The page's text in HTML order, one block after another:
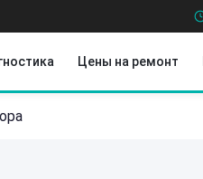
Цены на ремонт